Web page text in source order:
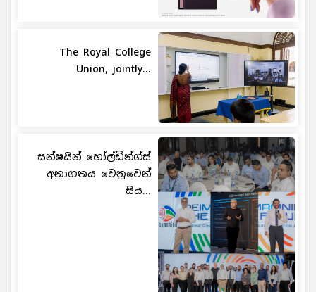
The Royal College
Union, jointly...
සන්ෂයින් හෝල්ඩින්ග්ස්
අනාගතය වෙනුවෙන්
සිය...